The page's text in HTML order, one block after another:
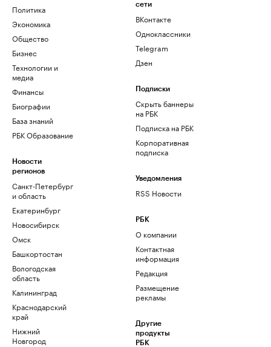
Политика
Экономика
Общество
Бизнес
Технологии и
медиа
Финансы
Биографии
База знаний
РБК Образование
Новости
регионов
Санкт-Петербург
и область
Екатеринбург
Новосибирск
Омск
Башкортостан
Вологодская
область
Калининград
Краснодарский
край
Нижний
Новгород
сети
ВКонтакте
Одноклассники
Telegram
Дзен
Подписки
Скрыть баннеры
на РБК
Подписка на РБК
Корпоративная
подписка
Уведомления
RSS Новости
РБК
О компании
Контактная
информация
Редакция
Размещение
рекламы
Другие
продукты
РБК